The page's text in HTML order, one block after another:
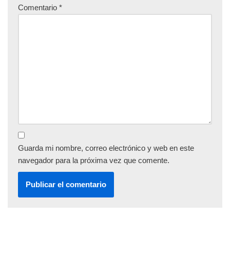
Comentario *
Guarda mi nombre, correo electrónico y web en este
navegador para la próxima vez que comente.